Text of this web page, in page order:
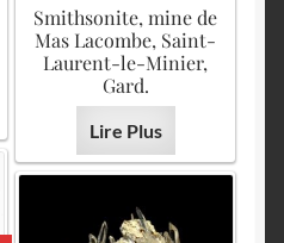
Smithsonite, mine de
Mas Lacombe, Saint-
Laurent-le-Minier,
Gard.
Lire Plus